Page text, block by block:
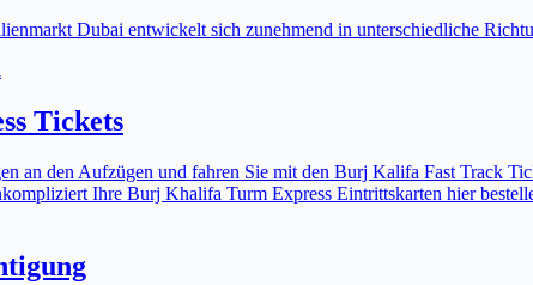
Dubai entwickelt sich zunehmend in unterschiedliche
Tickets
an den Aufzügen und fahren Sie mit den Burj Kalifa Fast Track
Ihre Burj Khalifa Turm Express Eintrittskarten hier